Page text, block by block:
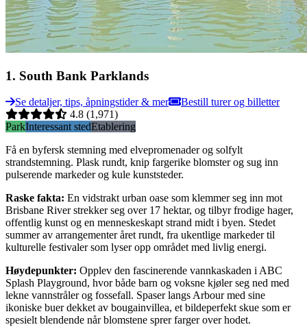
1. South Bank Parklands
Se detaljer, tips, åpningstider & mer
Bestill turer og billetter
4.8 (1,971)
ParkInteressant stedEtablering
Få en byfersk stemning med elvepromenader og solfylt
strandstemning. Plask rundt, knip fargerike blomster og sug inn
pulserende markeder og kule kunststeder.
Raske fakta: En vidstrakt urban oase som klemmer seg inn mot
Brisbane River strekker seg over 17 hektar, og tilbyr frodige hager,
offentlig kunst og en menneskeskapt strand midt i byen. Stedet
summer av arrangementer året rundt, fra ukentlige markeder til
kulturelle festivaler som lyser opp området med livlig energi.
Høydepunkter: Opplev den fascinerende vannkaskaden i ABC
Splash Playground, hvor både barn og voksne kjøler seg ned med
lekne vannstråler og fossefall. Spaser langs Arbour med sine
ikoniske buer dekket av bougainvillea, et bildeperfekt skue som er
spesielt blendende når blomstene sprer farger over hodet.